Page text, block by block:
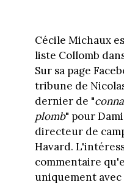
Cécile Michaux
liste Collomb
Sur sa page
tribune de
dernier de "
plomb" pour
directeur de
Havard.
commentaire
uniquement avec